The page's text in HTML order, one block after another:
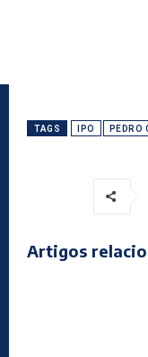
TAGS IPO PEDRO
Artigos